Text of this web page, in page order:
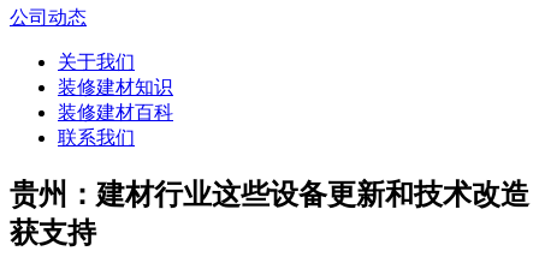
公司动态
关于我们
装修建材知识
装修建材百科
联系我们
贵州：建材行业这些设备更新和技术改造
获支持